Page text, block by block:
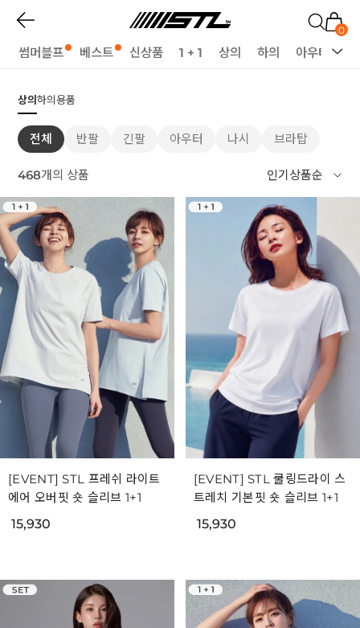
0
썸머블프 베스트 신상품 1 + 1 상의 하의 아우터
상의하의용품
전체 반팔 긴팔 아우터 나시 브라탑
468개의 상품
[EVENT] STL 프레쉬 라이트
에어 오버핏 숏 슬리브 1+1
15,930
[EVENT] STL 쿨링드라이 스
트레치 기본핏 숏 슬리브 1+1
15,930